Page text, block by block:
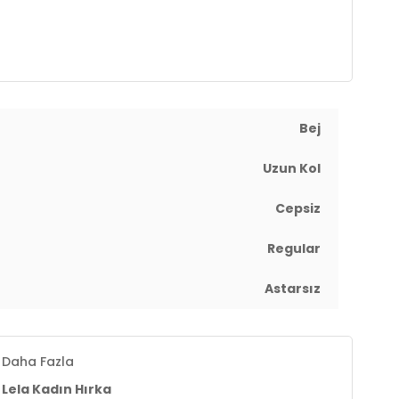
Bej
Uzun Kol
Cepsiz
Regular
Astarsız
Daha Fazla
Lela Kadın Hırka